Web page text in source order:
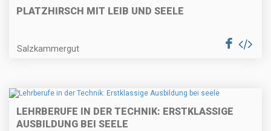
PLATZHIRSCH MIT LEIB UND SEELE
Salzkammergut
LEHRBERUFE IN DER TECHNIK: ERSTKLASSIGE
AUSBILDUNG BEI SEELE